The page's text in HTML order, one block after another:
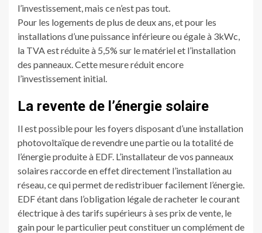
l’investissement, mais ce n’est pas tout.
Pour les logements de plus de deux ans, et pour les
installations d’une puissance inférieure ou égale à 3kWc,
la TVA est réduite à 5,5% sur le matériel et l’installation
des panneaux. Cette mesure réduit encore
l’investissement initial.
La revente de l’énergie solaire
Il est possible pour les foyers disposant d’une installation
photovoltaïque de revendre une partie ou la totalité de
l’énergie produite à EDF. L’installateur de vos panneaux
solaires raccorde en effet directement l’installation au
réseau, ce qui permet de redistribuer facilement l’énergie.
EDF étant dans l’obligation légale de racheter le courant
électrique à des tarifs supérieurs à ses prix de vente, le
gain pour le particulier peut constituer un complément de